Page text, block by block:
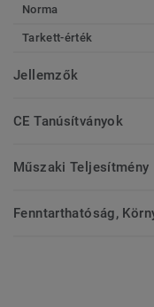
Norma
Tarkett-érték
Jellemzők
CE Tanúsítványok
Műszaki Teljesítmény
Fenntarthatóság,